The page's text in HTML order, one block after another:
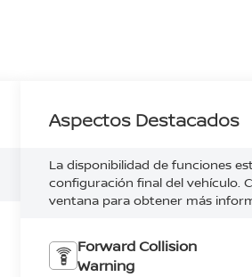
Aspectos Destacados
La disponibilidad de funciones
configuración final del vehículo.
ventana para obtener más
Forward Collision
Warning